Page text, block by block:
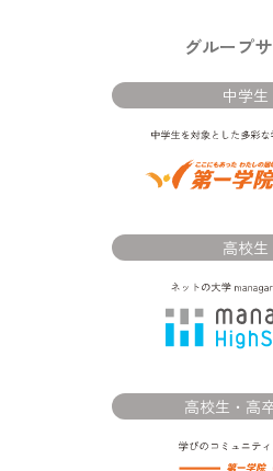
グループ
中学生
高校生
高校生・高